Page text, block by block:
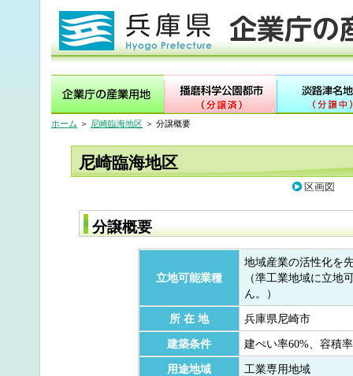
ホーム ＞ 尼崎臨海地区 ＞ 分譲概要
尼崎臨海地区
区画図
分譲概要
立地可能業種
地域産業の活性化を
（準工業地域に立地
ん。）
所 在 地
兵庫県尼崎市
建築条件
建ぺい率60%、容積
用途地域
工業専用地域